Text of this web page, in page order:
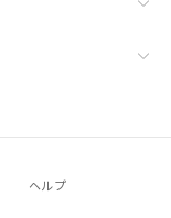
ヘルプ